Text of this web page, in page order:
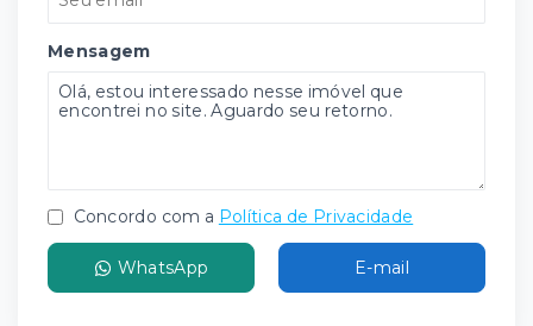
Mensagem
Concordo com a Política de Privacidade
WhatsApp E-mail